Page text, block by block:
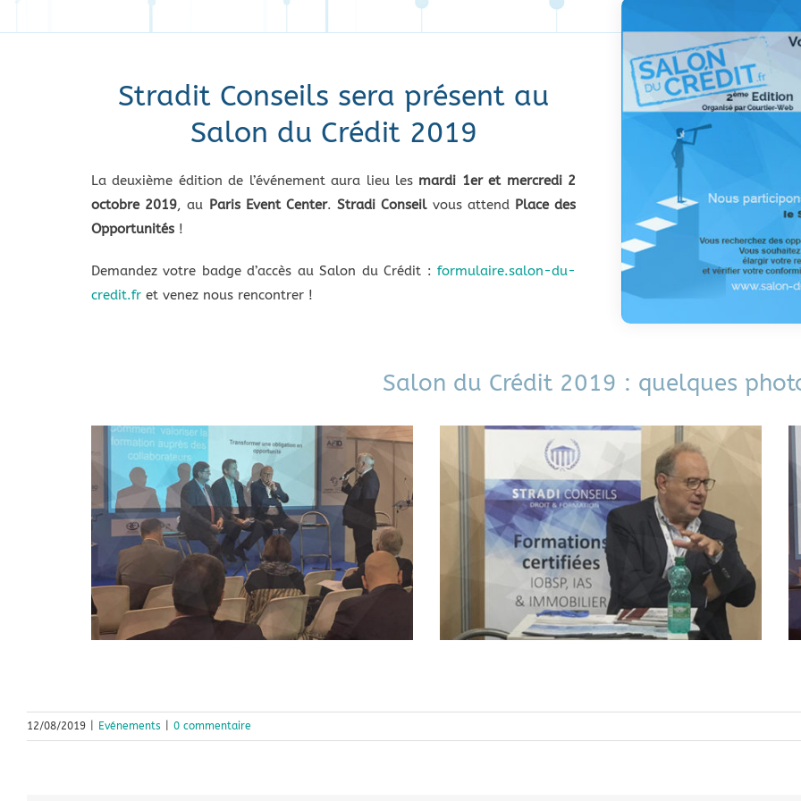
Stradit Conseils sera présent au
Salon du Crédit 2019
La deuxième édition de l’événement aura lieu les mardi 1er et mercredi 2
octobre 2019, au Paris Event Center.Stradi Conseilvous attend Place des
Opportunités !
Demandez votre badge d’accès au Salon du Crédit :formulaire.salon-du-
credit.fr et venez nous rencontrer !
Salon du Crédit 2019 : quelques
12/08/2019 Evénements 0 commentaire